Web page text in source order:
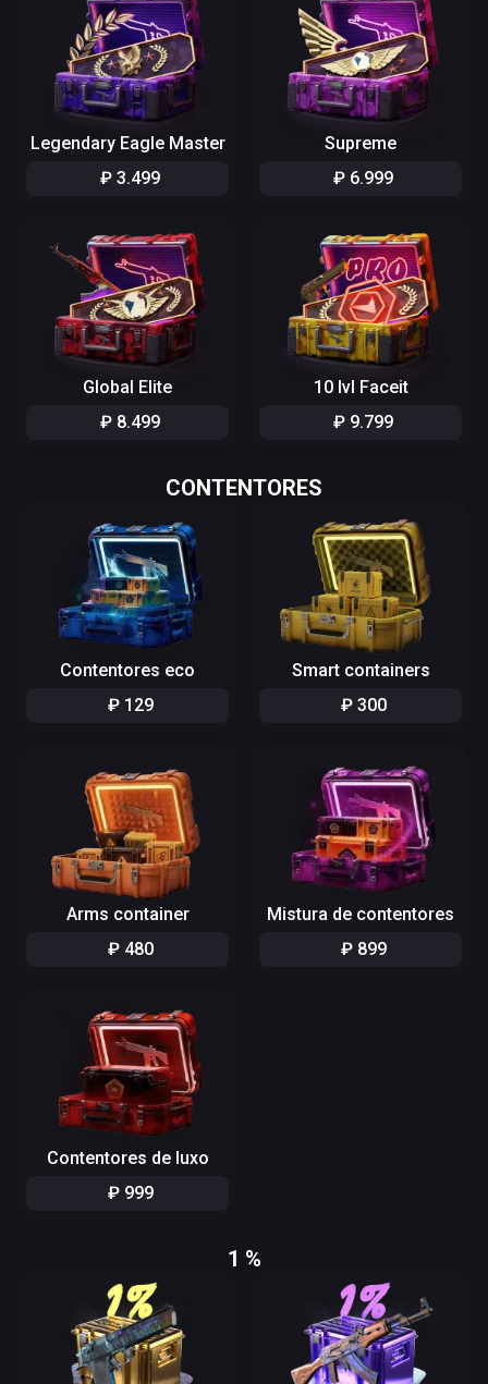
Legendary Eagle Master
₽ 3.499
Supreme
₽ 6.999
Global Elite
₽ 8.499
10 lvl Faceit
₽ 9.799
CONTENTORES
Contentores eco
₽ 129
Smart containers
₽ 300
Arms container
₽ 480
Mistura de contentores
₽ 899
Contentores de luxo
₽ 999
1 %